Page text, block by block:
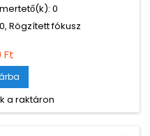
0
Rögzített fókusz
Ft
a raktáron